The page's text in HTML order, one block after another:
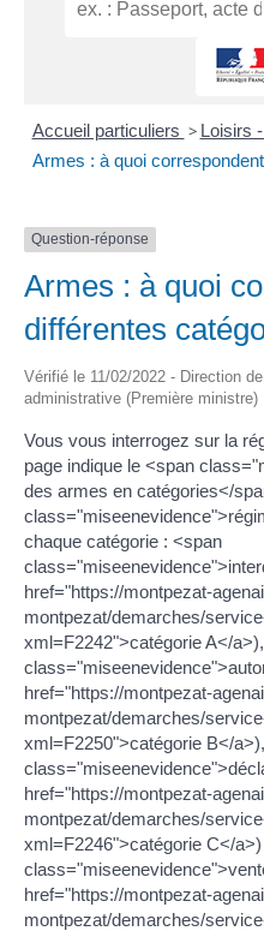
Accueil particuliers > Loisirs
Armes : à quoi
Question-réponse
Armes : à quoi
différentes
Vérifié le 11/02/2022 - Direction
administrative (Première ministre)
Vous vous interrogez sur la
page indique le <span
des armes en catégories</
chaque catégorie : <span
href="https://montpezat-
montpezat/demarches/
xml=F2242">catégorie A</
href="https://montpezat-
montpezat/demarches/
xml=F2250">catégorie B</
href="https://montpezat-
montpezat/demarches/
xml=F2246">catégorie C</
href="https://montpezat-
montpezat/demarches/